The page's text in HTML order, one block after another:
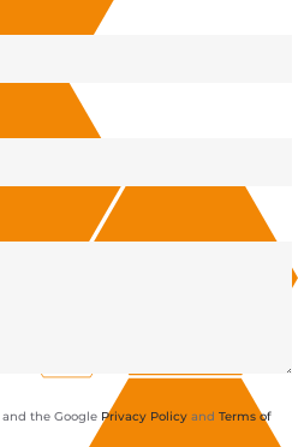
and the Google Privacy Policy and Terms of